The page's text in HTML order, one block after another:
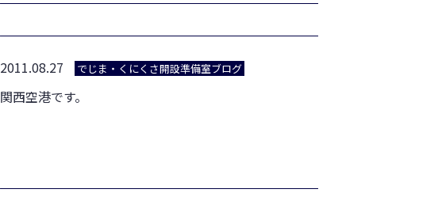
2011.08.27 でじま・くにくさ開設準備室ブログ
関西空港です。